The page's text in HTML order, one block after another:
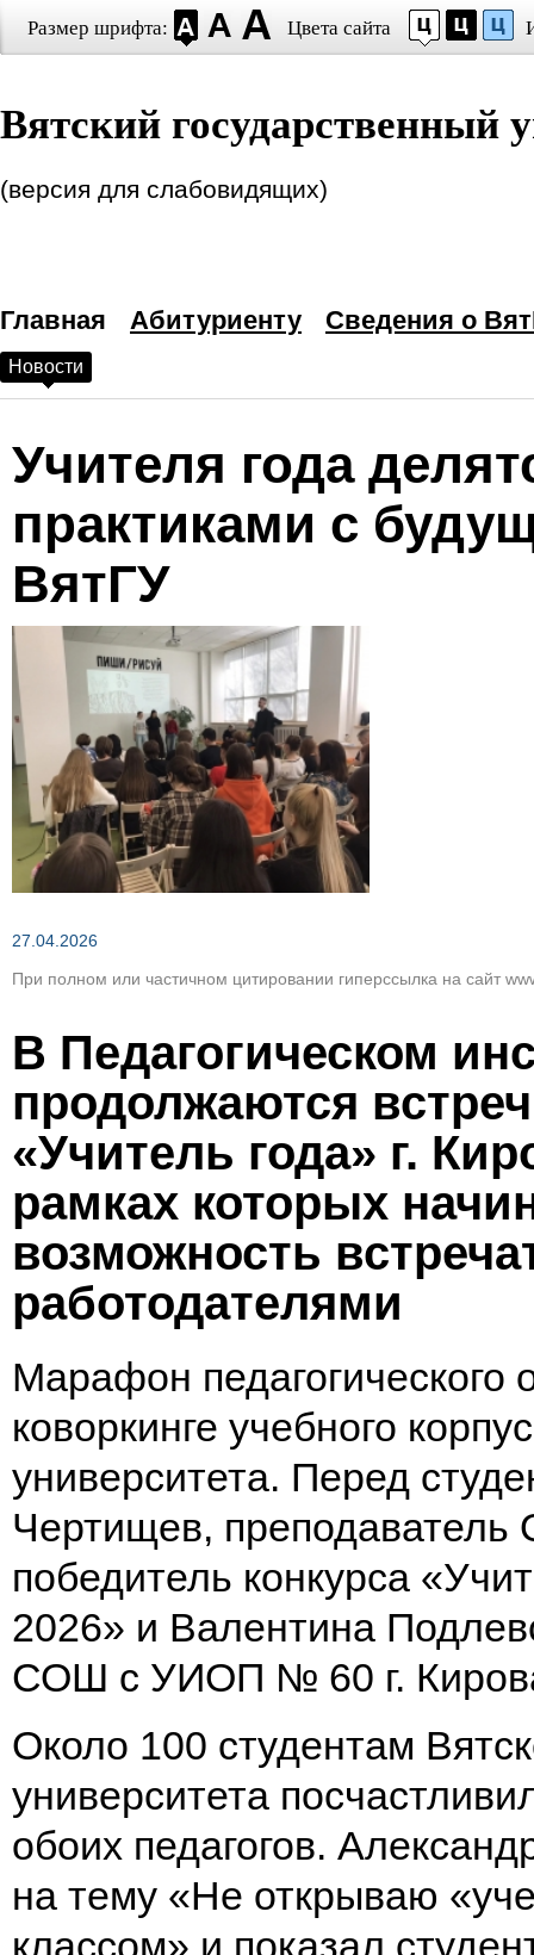
Размер шрифта: Цвета сайта
Выберите шрифт Arial Times New Roman
Интервал между буквами(Кернинг)
— Черным по белому
Белым по черному
Коричневым по бежевому
Зеленым по темно-коричневому
Вятский государственный
(версия для слабовидящих)
Главная Абитуриенту Сведения о
Новости
Учителя года
практиками с
ВятГУ
27.04.2026
При полном или частичном цитировании гиперссылка на сайт
В Педагогическом
продолжаются
«Учитель года» г.
рамках которых
возможность
работодателями
Марафон
коворкинге учебного
университета. Перед
Чертищев,
победитель конкурса
2026» и Валентина
СОШ с УИОП № 60 г. Кирова,
Около 100 студентам
университета
обоих педагогов.
на тему «Не открываю
классом» и показал